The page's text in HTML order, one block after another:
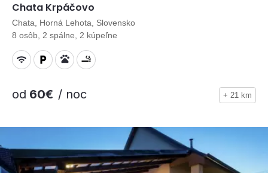
Chata Krpáčovo
Chata, Horná Lehota, Slovensko
8 osôb, 2 spálne, 2 kúpeľne
od 60€ / noc + 21 km